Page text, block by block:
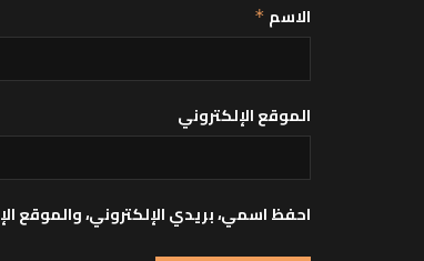
الاسم *
الموقع الإلكتروني
احفظ اسمي، بريدي الإلكتروني، والموقع